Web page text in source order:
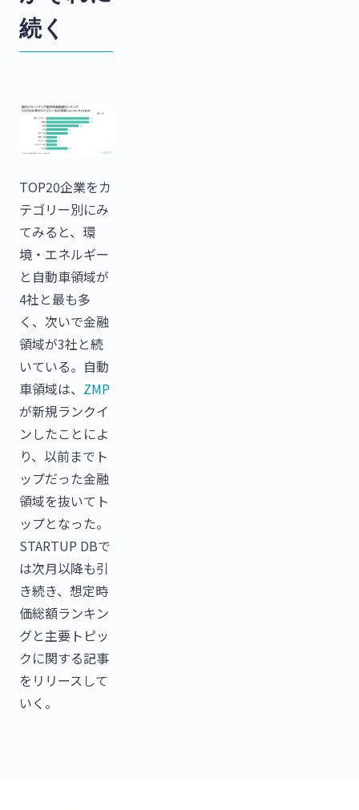
続く
TOP20企業をカ
テゴリー別にみ
てみると、環
境・エネルギー
と自動車領域が
4社と最も多
く、次いで金融
領域が3社と続
いている。自動
車領域は、 ZMP
が新規ランクイ
ンしたことによ
り、以前までト
ップだった金融
領域を抜いてト
ップとなった。
STARTUP DBで
は次月以降も引
き続き、想定時
価総額ランキン
グと主要トピッ
クに関する記事
をリリースして
いく。